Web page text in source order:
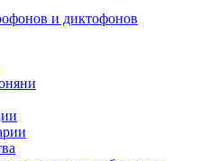
и диктофонов